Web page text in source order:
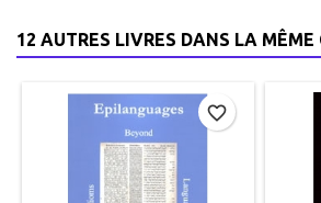
12 AUTRES LIVRES DANS LA MÊME
favorite_border